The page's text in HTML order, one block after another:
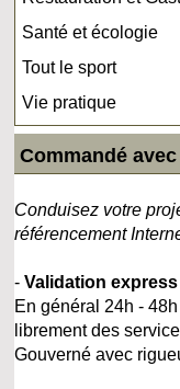
Santé et écologie
Tout le sport
Vie pratique
Commandé
Conduisez votre
référencement
-Validation express
En général 24h -
librement des
Gouverné avec